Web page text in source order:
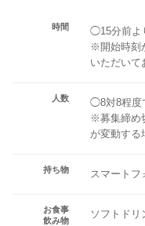
時間
◯15分前よ
※開始時刻
いただいて
人数
◯8対8程度
※募集締め
が変動する
持ち物 スマートフ
お食事
飲み物
ソフトドリ